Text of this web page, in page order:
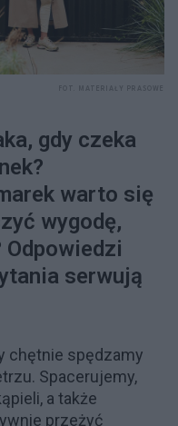
gdy czeka
warto się
wygodę,
serwują
chętnie spędzamy
Spacerujemy,
a także
przeżyć